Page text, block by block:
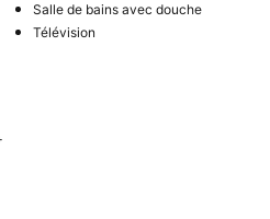
Salle de bains avec douche
Télévision